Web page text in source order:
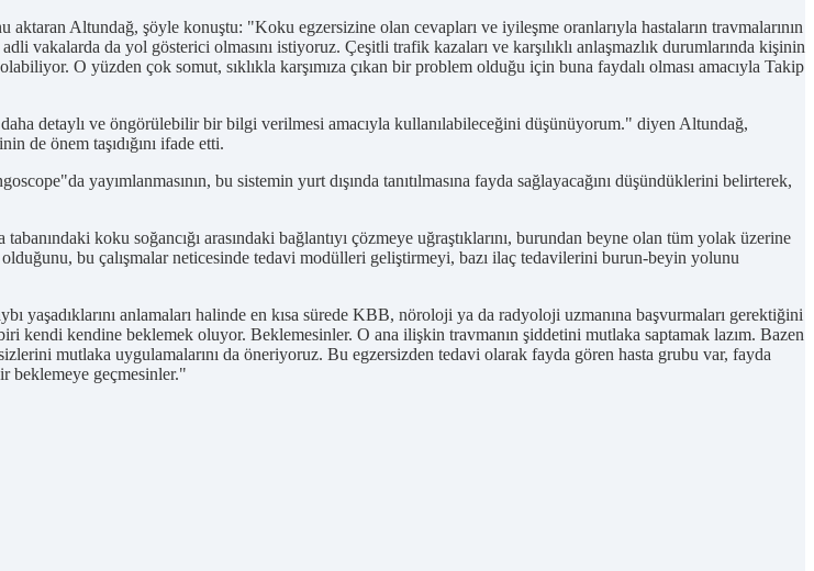
Altundağ, şöyle konuştu: "Koku egzersizine olan cevapları ve iyileşme oranlarıyla hastaların travmalarının
vakalarda da yol gösterici olmasını istiyoruz. Çeşitli trafik kazaları ve karşılıklı anlaşmazlık durumlarında kişinin
O yüzden çok somut, sıklıkla karşımıza çıkan bir problem olduğu için buna faydalı olması amacıyla Takip
detaylı ve öngörülebilir bir bilgi verilmesi amacıyla kullanılabileceğini düşünüyorum." diyen Altundağ,
de önem taşıdığını ifade etti.
yayımlanmasının, bu sistemin yurt dışında tanıtılmasına fayda sağlayacağını düşündüklerini belirterek,
koku soğancığı arasındaki bağlantıyı çözmeye uğraştıklarını, burundan beyne olan tüm yolak üzerine
olduğunu, bu çalışmalar neticesinde tedavi modülleri geliştirmeyi, bazı ilaç tedavilerini burun-beyin yolunu
anlamaları halinde en kısa sürede KBB, nöroloji ya da radyoloji uzmanına başvurmaları gerektiğini
kendi kendine beklemek oluyor. Beklemesinler. O ana ilişkin travmanın şiddetini mutlaka saptamak lazım. Bazen
mutlaka uygulamalarını da öneriyoruz. Bu egzersizden tedavi olarak fayda gören hasta grubu var, fayda
beklemeye geçmesinler."